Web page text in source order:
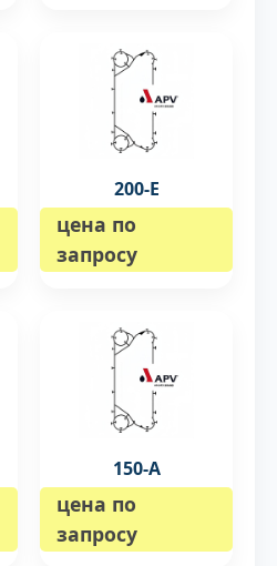
200-E
цена по
запросу
150-А
цена по
запросу